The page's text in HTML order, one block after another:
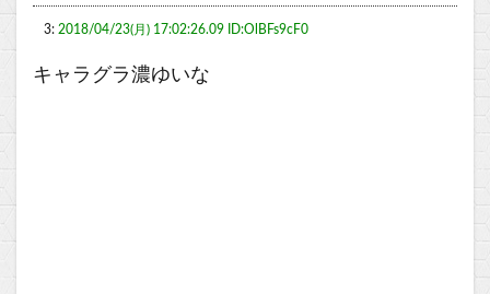
3: 2018/04/23(月) 17:02:26.09 ID:OlBFs9cF0
キャラグラ濃ゆいな